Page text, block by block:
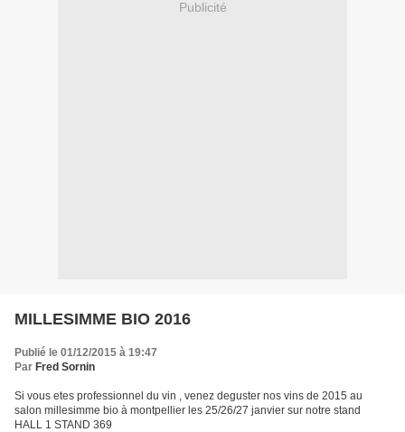
Publicité
MILLESIMME BIO 2016
Publié le 01/12/2015 à 19:47
Par Fred Sornin
Si vous etes professionnel du vin , venez deguster nos vins de 2015 au
salon millesimme bio à montpellier les 25/26/27 janvier sur notre stand
HALL 1 STAND 369